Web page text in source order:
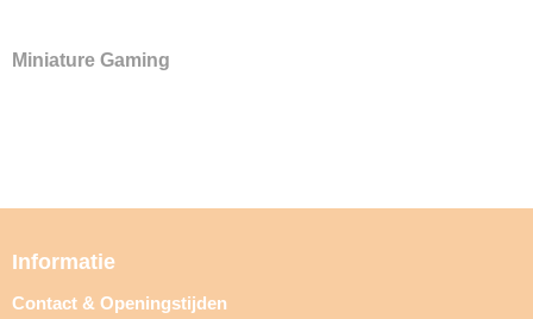
Miniature Gaming
Informatie
Contact & Openingstijden